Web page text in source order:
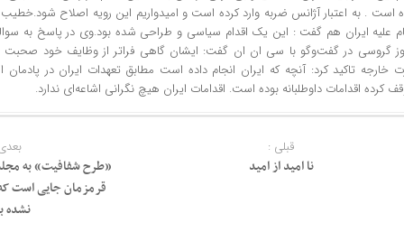
است . به اعتبار آژانس ضربه وارد کرده است و امیدواریم این رویه اصلاح شود.خطیب
علیه ایران هم گفت : این یک اقدام سیاسی و طراحی شده بود.وی در پاسخ به
گروسی در گفت‌وگو با سی ان ان گفت: ایشان گاهی فراتر از وظایف خود صحبت
خارجه تاکید کرد: آنچه که ایران انجام داده است مطابق تعهدات ایران در
کرده اقدامات داوطلبانه بوده است. اقدامات ایران هیچ نگرانی اشاعه‌ای ندارد.
«طرح شفافیت» به
قرمزمان جایی است
نشده
قبلی :
نا امید از امید